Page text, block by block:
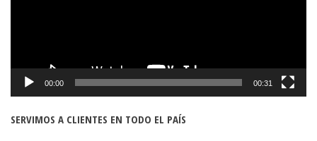
00:00 00:31
SERVIMOS A CLIENTES EN TODO EL PAÍS